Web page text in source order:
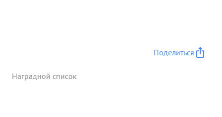
Поделиться
Наградной список